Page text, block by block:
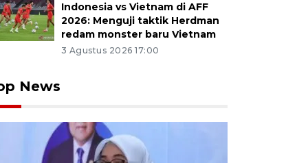
menaiki wahana gokart listrik di objek wisata
Bandung Barat, Kamis (26/12/2024). Kamar
memprediksi perputaran uang selama masa libur
Rp91,302 triliun-Rp100 triliun, hal ini dikarenakan
mudik maupun berwisata naik sebesar 3,67 persen
Indonesia vs Vietnam di AFF
2026: Menguji taktik Herdman
redam monster baru Vietnam
3 Agustus 2026 17:00
News